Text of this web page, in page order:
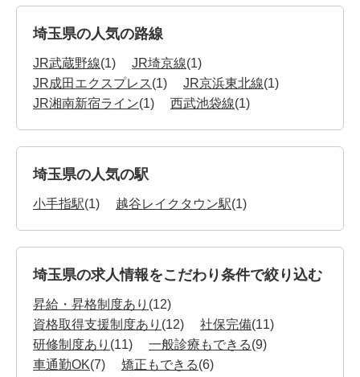
埼玉県の人気の路線
JR武蔵野線(1) JR埼京線(1)
JR成田エクスプレス(1) JR京浜東北線(1)
JR湘南新宿ライン(1) 西武池袋線(1)
埼玉県の人気の駅
小手指駅(1) 越谷レイクタウン駅(1)
埼玉県の求人情報をこだわり条件で絞り込む
昇給・昇格制度あり (12)
資格取得支援制度あり (12) 社保完備(11)
研修制度あり (11) 一般診療もできる(9)
車通勤OK(7) 矯正もできる(6)